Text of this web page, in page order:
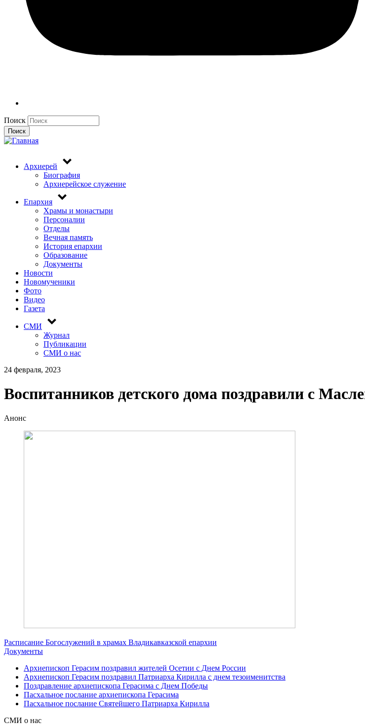
Поиск
Поиск
Архиерей
Биография
Архиерейское служение
Епархия
Храмы и монастыри
Персоналии
Отделы
Вечная память
История епархии
Образование
Документы
Новости
Новомученики
Фото
Видео
Газета
СМИ
Журнал
Публикации
СМИ о нас
24 февраля, 2023
Воспитанников детского дома поздравили с
Анонс
Расписание Богослужений в храмах Владикавказской епархии
Документы
Архиепископ Герасим поздравил жителей Осетии с Днем России
Архиепископ Герасим поздравил Патриарха Кирилла с днем тезоименитства
Поздравление архиепископа Герасима с Днем Победы
Пасхальное послание архиепископа Герасима
Пасхальное послание Святейшего Патриарха Кирилла
СМИ о нас